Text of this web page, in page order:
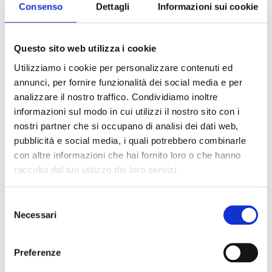
Consenso Dettagli Informazioni sui cookie
Questo sito web utilizza i cookie
Utilizziamo i cookie per personalizzare contenuti ed
annunci, per fornire funzionalità dei social media e per
analizzare il nostro traffico. Condividiamo inoltre
informazioni sul modo in cui utilizzi il nostro sito con i
nostri partner che si occupano di analisi dei dati web,
pubblicità e social media, i quali potrebbero combinarle
con altre informazioni che hai fornito loro o che hanno
raccolto dal tuo utilizzo dei loro servizi.
Necessari
Preferenze
specchio d’acqua antistante la Terrazza Mascagni,
accompagnati da un superbo tramonto.
Il Trofeo Liberazione, la Santa Giulia e la Coppa Lubrani-
Alle tre “classiche” si aggiungono le tre competizioni che
aprono la stagione del remo e che sono ormai entrate nel
solco della tradizione labronica. La prima è il Trofeo
“Liberazione”, sabato 25 aprile pomeriggio, gara che si sviluppa
con la rinnovata formula dell’inseguimento, e partenza a
coppie quest’anno nello specchio d’acqua della Bellana, tra lo
Scoglio della Regina e i Cantieri navali Benetti.
La seconda è la Coppa Lubrani-Meoni, domenica 3 maggio
La terza è la Coppa Santa Giulia, di scena venerdì 22 maggio
cronometro nello specchio d’acqua del Pontino, davanti alla